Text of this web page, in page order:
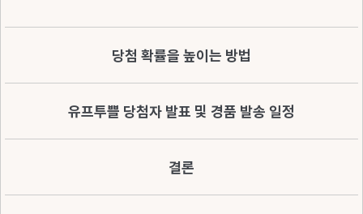
당첨 확률을 높이는 방법
유프투쁠 당첨자 발표 및 경품 발송 일정
결론